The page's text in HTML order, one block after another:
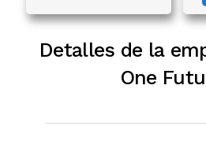
Detalles de la
One